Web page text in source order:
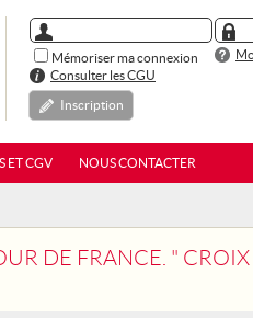
Mémoriser ma connexion
Consulter les CGU
Inscription
ET CGV NOUS CONTACTER
FRANCE. " CROIX